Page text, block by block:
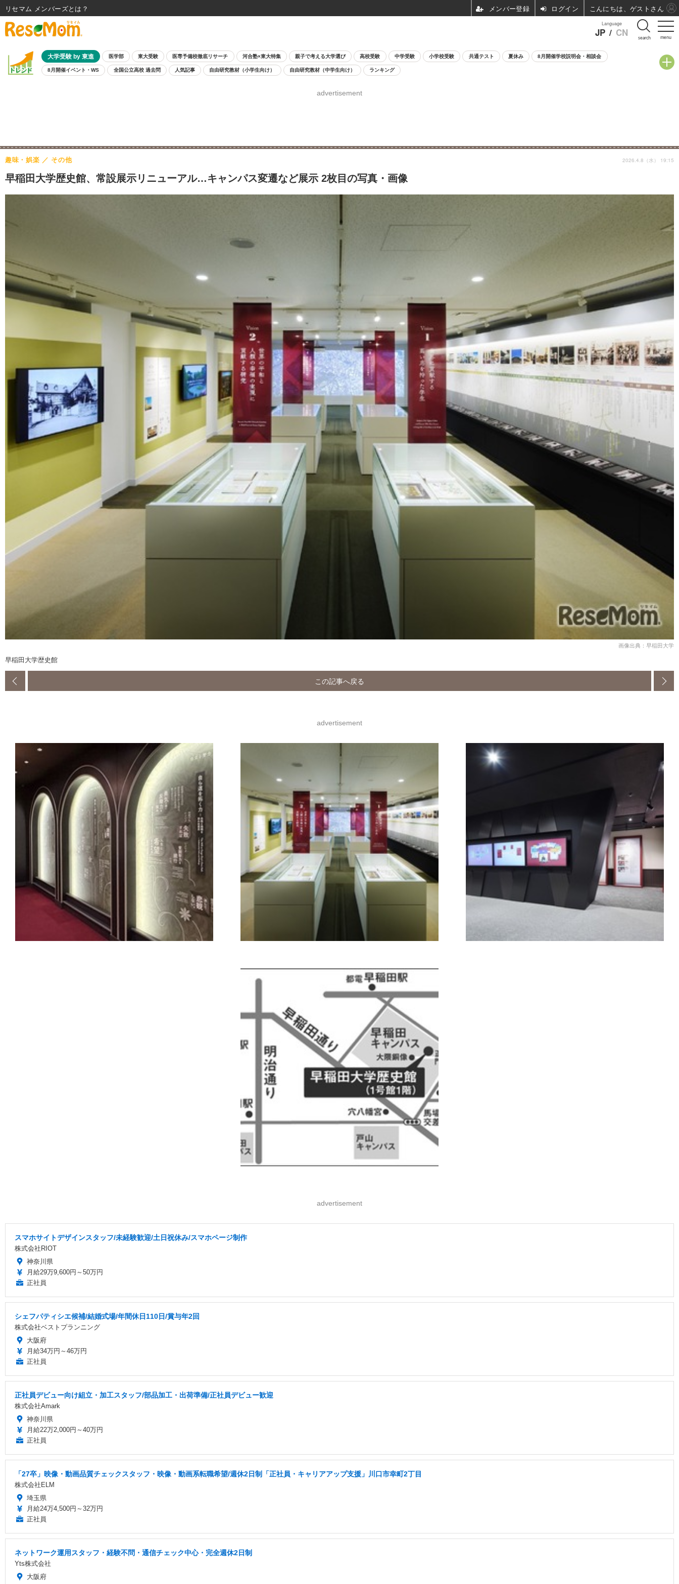
menu
Language
JP / CN search
大学受験 by 東進 医学部 東大受験 医専予備校徹底リサーチ 河合塾×東大特集 親子で考える大学選び 高校受験 中学受験 小学校受験 共通テスト 夏休み 8月開催学校説明会・相談会
8月開催イベント・WS 全国公立高校 過去問 人気記事 自由研究教材（小学生向け） 自由研究教材（中学生向け） ランキング
advertisement
早稲田大学歴史館、常設展示リニューアル…キャンパス変遷など展示 2枚目の写真・画像
趣味・娯楽 その他 2026.4.8（水） 19:15
画像出典：早稲田大学
早稲田大学歴史館
この記事へ戻る
advertisement
advertisement
スマホサイトデザインスタッフ/未経験歓迎/土日祝休み/スマホページ制作
株式会社RIOT
神奈川県
月給29万9,600円～50万円
正社員
シェフパティシエ候補/結婚式場/年間休日110日/賞与年2回
株式会社ベストプランニング
大阪府
月給34万円～46万円
正社員
正社員デビュー向け組立・加工スタッフ/部品加工・出荷準備/正社員デビュー歓迎
株式会社Amark
神奈川県
月給22万2,000円～40万円
正社員
「27卒」映像・動画品質チェックスタッフ・映像・動画系転職希望/週休2日制「正社員・キャリアアップ支援」川口市幸町2丁目
株式会社ELM
埼玉県
月給24万4,500円～32万円
正社員
ネットワーク運用スタッフ・経験不問・通信チェック中心・完全週休2日制
Yts株式会社
大阪府
リセマム メンバーズ ログイン こんにちは、ゲストさん